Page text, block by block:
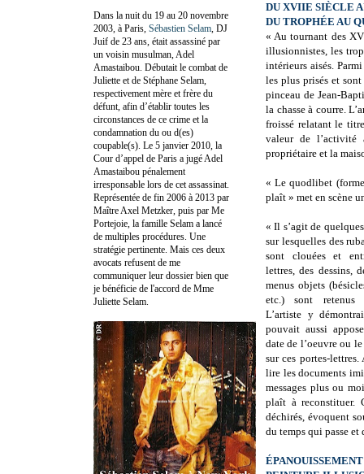
DU XVIIE SIÈCLE
DU TROPHÉE AU
« Au tournant des
illusionnistes, les
intérieurs aisés.
les plus prisés et
pinceau de Jean-
la chasse à courre.
froissé relatant le
valeur de
propriétaire et la
« Le quodlibet
plaît » met en scène
« Il s’agit de
sur lesquelles des
sont clouées et
lettres, des dessins,
menus objets
etc.) sont retenus
L’artiste y
pouvait aussi
date de l’oeuvre ou
sur ces portes-
lire les documents
messages plus ou
plaît à reconstituer.
déchirés, évoquent
du temps qui passe
Dans la nuit du 19 au 20 novembre
2003, à Paris, Sébastien Selam , DJ
Juif de 23 ans, était assassiné par
un voisin musulman, Adel
Amastaibou. Débutait le combat de
Juliette et de Stéphane Selam,
respectivement mère et frère du
défunt, afin d’établir toutes les
circonstances de ce crime et la
condamnation du ou d(es)
coupable(s). Le 5 janvier 2010, la
Cour d’appel de Paris a jugé Adel
Amastaibou pénalement
irresponsable lors de cet assassinat.
Représentée de fin 2006 à 2013 par
Maître Axel Metzker, puis par Me
Portejoie, la famille Selam a lancé
de multiples procédures. Une
stratégie pertinente. Mais ces deux
avocats refusent de me
communiquer leur dossier bien que
je bénéficie de l'accord de Mme
Juliette Selam.